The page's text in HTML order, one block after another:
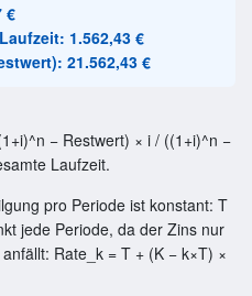
€
1.562,43 €
21.562,43 €
− Restwert) × i / ((1+i)^n −
Laufzeit.
pro Periode ist konstant: T
jede Periode, da der Zins nur
Rate_k = T + (K − k×T) ×